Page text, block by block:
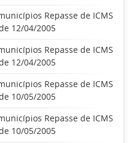
Repasse de ICMS
12/04/2005
Repasse de ICMS
12/04/2005
Repasse de ICMS
10/05/2005
Repasse de ICMS
10/05/2005